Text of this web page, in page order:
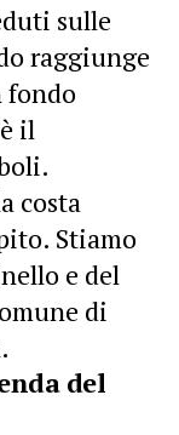
sulle
raggiunge
fondo
il
costa
Stiamo
e del
di
del